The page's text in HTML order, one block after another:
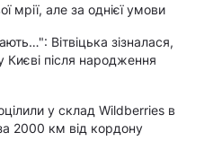
мрії, але за однієї умови
Вітвіцька зізналася,
Києві після народження
у склад Wildberries в
2000 км від кордону